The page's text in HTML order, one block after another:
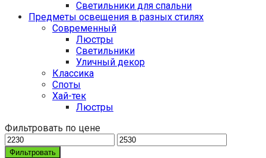
Светильники для спальни
Предметы освещения в разных стилях
Cовременный
Люстры
Светильники
Уличный декор
Классика
Споты
Хай-тек
Люстры
Фильтровать по цене
Фильтровать